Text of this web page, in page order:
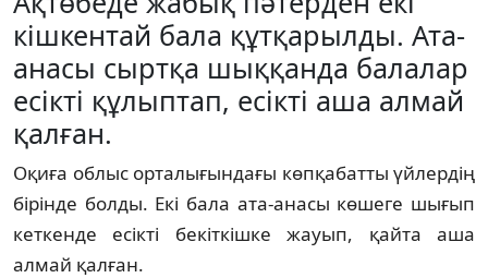
кішкентай бала құтқарылды. Ата-
анасы сыртқа шыққанда балалар
есікті құлыптап, есікті аша алмай
қалған.
Оқиға облыс орталығындағы көпқабатты үйлердің
бірінде болды. Екі бала ата-анасы көшеге шығып
кеткенде есікті бекіткішке жауып, қайта аша
алмай қалған.